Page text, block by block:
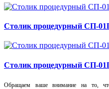
Столик процедурный СП-
Столик процедурный СП-
Обращаем ваше внимание на то,